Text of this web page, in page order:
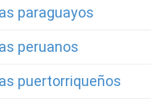
paraguayos
peruanos
puertorriqueños